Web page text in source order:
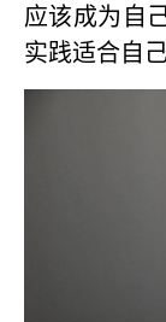
应该成为自
实践适合自